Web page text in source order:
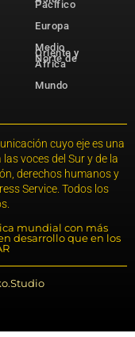
Pacífico
Europa
Medio
Oriente y
Norte de
África
Mundo
cuyo eje es una
voces del Sur y de la
derechos humanos y
Service. Todos los
mundial con más
desarrollo que en los